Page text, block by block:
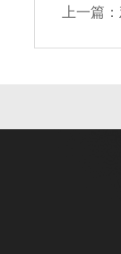
上一篇：